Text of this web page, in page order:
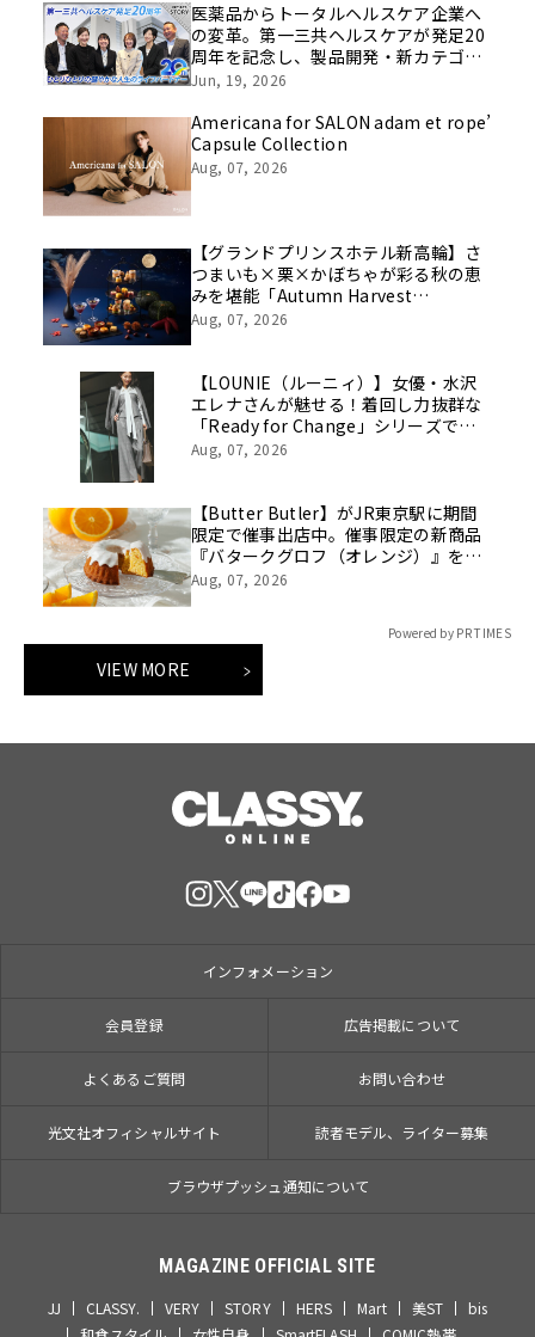
医薬品からトータルヘルスケア企業へ
の変革。第一三共ヘルスケアが発足20
周年を記念し、製品開発・新カテゴリ
挑戦の舞台や旧社統合時のエピソード
像を公開！
Jun, 19, 2026
Americana for SALON adam et rope’
Capsule Collection
Aug, 07, 2026
【グランドプリンスホテル新高輪】さ
つまいも×栗×かぼちゃが彩る秋の恵
みを堪能「Autumn Harvest
Afternoon Tea」開催
Aug, 07, 2026
【LOUNIE（ルーニィ）】女優・水沢
エレナさんが魅せる！着回し力抜群な
「Ready for Change」シリーズでつ
くる「10daysスタイルを8/7(金)より
Aug, 07, 2026
【Butter Butler】がJR東京駅に期間
限定で催事出店中。催事限定の新商品
『バタークグロフ（オレンジ）』をご
用意してお待ちしております！
Aug, 07, 2026
Powered by PR TIMES
VIEW MORE
インフォメーション
会員登録 広告掲載について
よくあるご質問 お問い合わせ
光文社オフィシャルサイト 読者モデル、ライター募集
ブラウザプッシュ通知について
MAGAZINE OFFICIAL SITE
JJ CLASSY. VERY STORY HERS Mart 美ST
bis